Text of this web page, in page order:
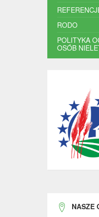
RODO
POLITYKA
OSÓB
NASZE